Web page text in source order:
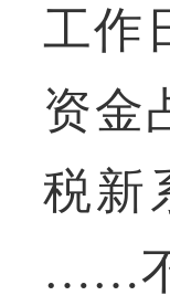
工作
资金
税新
……不